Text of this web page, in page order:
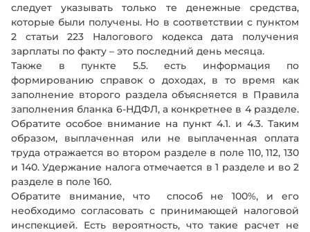
следует указывать только те денежные средства,
которые были получены. Но в соответствии с пунктом
2 статьи 223 Налогового кодекса дата получения
зарплаты по факту – это последний день месяца.
Также в пункте 5.5. есть информация по
формированию справок о доходах, в то время как
заполнение второго раздела объясняется в Правила
заполнения бланка 6-НДФЛ, а конкретнее в 4 разделе.
Обратите особое внимание на пункт 4.1. и 4.3. Таким
образом, выплаченная или не выплаченная оплата
труда отражается во втором разделе в поле 110, 112, 130
и 140. Удержание налога отмечается в 1 разделе и во 2
разделе в поле 160.
Обратите внимание, что способ не 100%, и его
необходимо согласовать с принимающей налоговой
инспекцией. Есть вероятность, что такие расчет не
Номер телефона
Номер
e-mail
Оставить заявку
Заполняя форму, я принимаюусловия передачи
информациии подтверждаю, что ознакомлен и согласен с
пользовательским соглашением
Номер телефона
Номер
e-mail
Оставить заявку
Заполняя форму, я принимаюусловия передачи
информациии подтверждаю, что ознакомлен и согласен с
пользовательским соглашением